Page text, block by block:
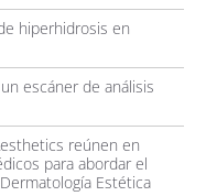
hiperhidrosis en
escáner de análisis
reúnen en
para abordar el
Estética